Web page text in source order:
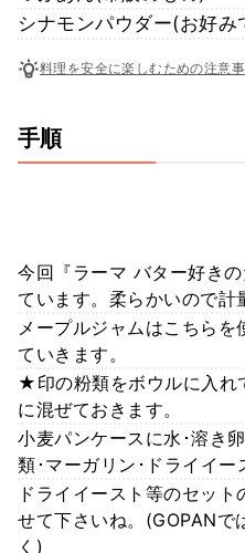
シナモンパウダー(お好み
料理を安全に楽しむための注意
手順
今回『ラーマ バター好き
ています。柔らかいので計
メープルジャムはこちら
ていきます。
★印の粉類をボウルに入れ
に混ぜておきます。
小麦パンケースに水･溶き
類･マーガリン･ドライイー
ドライイースト等のセッ
せて下さいね。(GOPANで
く)